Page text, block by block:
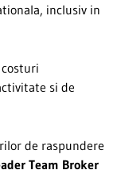
inclusiv in
si de
de raspundere
Team Broker